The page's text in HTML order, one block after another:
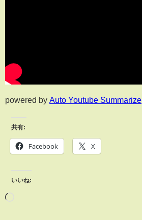
powered by Auto Youtube Summarize
共有:
Facebook X
いいね: